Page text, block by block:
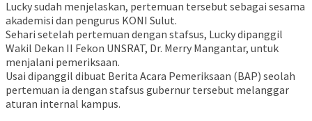
Lucky sudah menjelaskan, pertemuan tersebut sebagai sesama
akademisi dan pengurus KONI Sulut.
Sehari setelah pertemuan dengan stafsus, Lucky dipanggil
Wakil Dekan II Fekon UNSRAT, Dr. Merry Mangantar, untuk
menjalani pemeriksaan.
Usai dipanggil dibuat Berita Acara Pemeriksaan (BAP) seolah
pertemuan ia dengan stafsus gubernur tersebut melanggar
aturan internal kampus.